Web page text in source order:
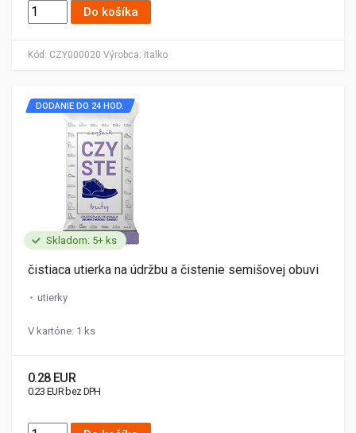
Kód: CZY000020 Výrobca: italko
Do košíka
Skladom: 5+ ks
DODANIE DO 24 HOD.
čistiaca utierka na údržbu a čistenie semišovej obuvi
utierky
V kartóne: 1 ks
0.28 EUR
0.23 EUR bez DPH